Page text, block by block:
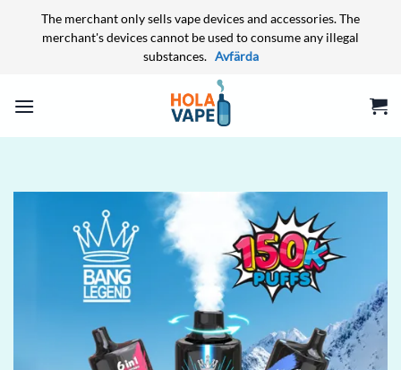
The merchant only sells vape devices and accessories. The
merchant's devices cannot be used to consume any illegal
substances. Avfärda